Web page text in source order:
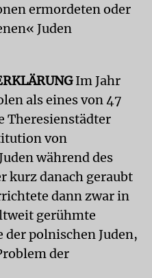
ermordeten oder
Juden
Im Jahr
als eines von 47
Theresienstädter
von
während des
kurz danach geraubt
dann zwar in
gerühmte
der polnischen Juden,
der